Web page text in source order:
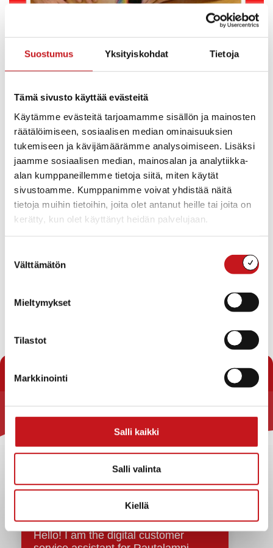
Suostumus Yksityiskohdat Tietoja
Tämä sivusto käyttää evästeitä
Käytämme evästeitä tarjoamamme sisällön ja mainosten
räätälöimiseen, sosiaalisen median ominaisuuksien
tukemiseen ja kävijämäärämme analysoimiseen. Lisäksi
jaamme sosiaalisen median, mainosalan ja analytiikka-
alan kumppaneillemme tietoja siitä, miten käytät
sivustoamme. Kumppanimme voivat yhdistää näitä
tietoja muihin tietoihin, joita olet antanut heille tai joita on
kerätty, kun olet käyttänyt heidän palvelujaan.
valinta
Välttämätön
Mieltymykset
Tilastot
Markkinointi
Salli kaikki
Salli valinta
Kiellä
Yhteystiedot
Strategiat, ohjelmat, ohjeet, suunnitelmat, säännöt ja
sopimukset
Evästeet